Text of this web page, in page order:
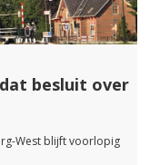
besluit over
West blijft voorlopig